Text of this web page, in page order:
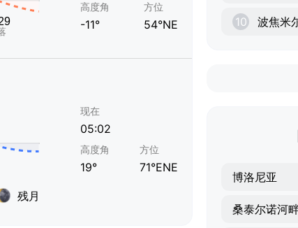
高度角
-11°
方位
54°NE
残月
现在
05:02
高度角
19°
方位
71°ENE
10 波焦米
博洛尼亚